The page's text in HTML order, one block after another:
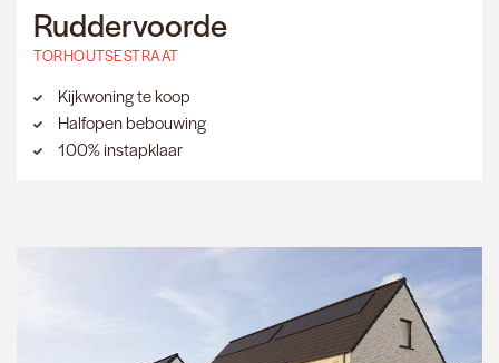
Ruddervoorde
TORHOUTSESTRAAT
Kijkwoning te koop
Halfopen bebouwing
100% instapklaar